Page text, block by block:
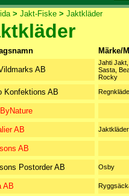
> Jakt-Fiske > Jaktkläder
Märke/
AB
Jahti
Sasta,
Rocky
Konfektions AB
AB Jaktkläder
AB
Postorder AB Osby
AB